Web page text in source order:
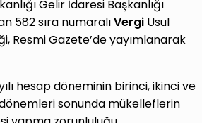
Gelir İdaresi Başkanlığı
582 sıra numaralıVergi Usul
Resmi Gazete’de yayımlanarak
hesap döneminin birinci, ikinci ve
sonunda mükelleflerin